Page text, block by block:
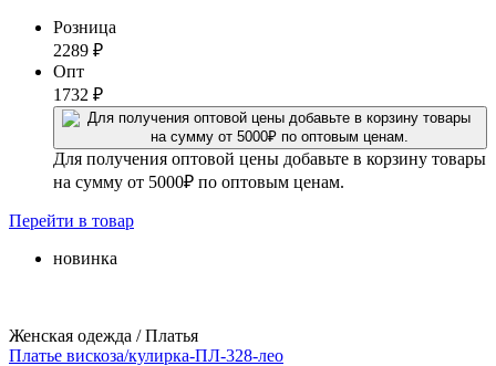
Розница
2289 ₽
Опт
1732 ₽
Для получения оптовой цены добавьте в корзину товары
на сумму от 5000₽ по оптовым ценам.
Перейти в товар
новинка
Женская одежда / Платья
Платье вискоза/кулирка-ПЛ-328-лео